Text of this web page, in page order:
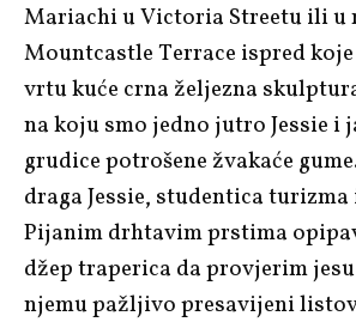
Mariachi u Victoria Streetu ili u
Mountcastle Terrace ispred
vrtu kuće crna željezna
na koju smo jedno jutro Jessie i
grudice potrošene žvakaće
draga Jessie, studentica
Pijanim drhtavim prstima
džep traperica da provjerim
njemu pažljivo presavijeni